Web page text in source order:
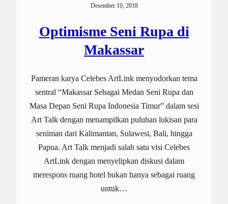
Desember 10, 2018
Optimisme Seni Rupa di
Makassar
Pameran karya Celebes ArtLink menyodorkan tema
sentral “Makassar Sebagai Medan Seni Rupa dan
Masa Depan Seni Rupa Indonesia Timur” dalam sesi
Art Talk dengan menampilkan puluhan lukisan para
seniman dari Kalimantan, Sulawesi, Bali, hingga
Papua. Art Talk menjadi salah satu visi Celebes
ArtLink dengan menyelipkan diskusi dalam
merespons ruang hotel bukan hanya sebagai ruang
untuk…